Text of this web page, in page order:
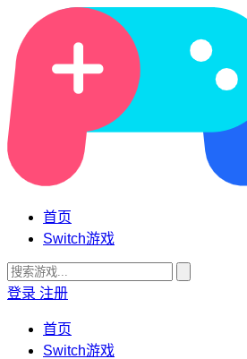
首页
Switch游戏
登录 注册
首页
Switch游戏